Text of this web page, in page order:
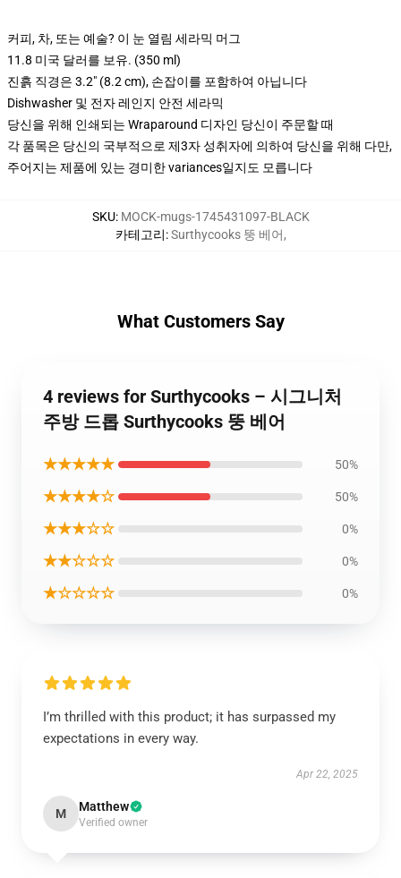
커피, 차, 또는 예술? 이 눈 열림 세라믹 머그
11.8 미국 달러를 보유. (350 ml)
진흙 직경은 3.2" (8.2 cm), 손잡이를 포함하여 아닙니다
Dishwasher 및 전자 레인지 안전 세라믹
당신을 위해 인쇄되는 Wraparound 디자인 당신이 주문할 때
각 품목은 당신의 국부적으로 제3자 성취자에 의하여 당신을 위해 다만,
주어지는 제품에 있는 경미한 variances일지도 모릅니다
SKU: MOCK-mugs-1745431097-BLACK
카테고리:Surthycooks 뚱 베어,
What Customers Say
4 reviews for Surthycooks – 시그니처
주방 드롭 Surthycooks 뚱 베어
★★★★★ 50%
★★★★☆ 50%
★★★☆☆ 0%
★★☆☆☆ 0%
★☆☆☆☆ 0%
I’m thrilled with this product; it has surpassed my
expectations in every way.
Apr 22, 2025
M Matthew
Verified owner